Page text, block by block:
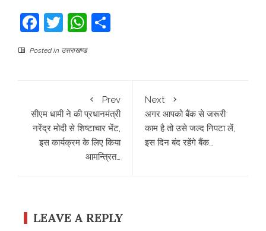
Facebook
TwitterWhatsApp
Posted in उत्तराखण्ड
Prev
सीएम धामी ने की प्रधानमंत्री
नरेंद्र मोदी से शिष्टाचार भेंट,
इस कार्यक्रम के लिए किया
आमन्त्रित…
Next
अगर आपको बैंक से जरूरी
काम है तो उसे जल्द निपटा लें,
इस दिन बंद रहेंगे बैंक…
LEAVE A REPLY